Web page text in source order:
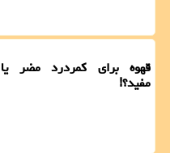
قهوه برای کمردرد مضر یا
مفید؟!